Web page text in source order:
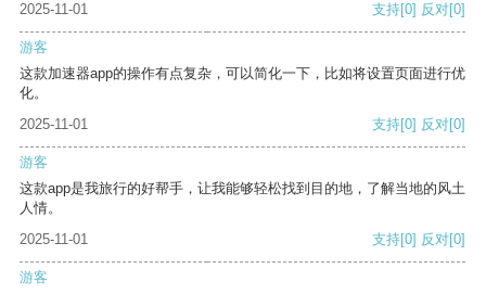
2025-11-01
支持[0] 反对[0]
游客
这款加速器app的操作有点复杂，可以简化一下，比如将设置页面进行优
化。
2025-11-01
支持[0] 反对[0]
游客
这款app是我旅行的好帮手，让我能够轻松找到目的地，了解当地的风土
人情。
2025-11-01
支持[0] 反对[0]
游客